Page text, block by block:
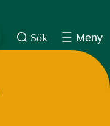
Sök Meny